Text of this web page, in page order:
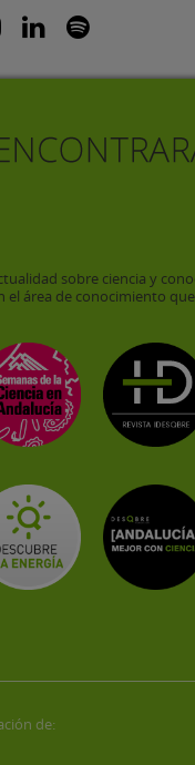
sobre ciencia y
el área de conocimiento
de: